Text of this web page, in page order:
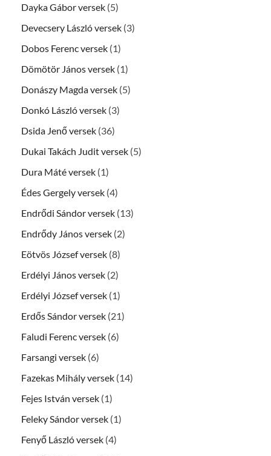
Dayka Gábor versek (5)
Devecsery László versek (3)
Dobos Ferenc versek (1)
Dömötör János versek (1)
Donászy Magda versek (5)
Donkó László versek (3)
Dsida Jenő versek (36)
Dukai Takách Judit versek (5)
Dura Máté versek (1)
Édes Gergely versek (4)
Endrődi Sándor versek (13)
Endrődy János versek (2)
Eötvös József versek (8)
Erdélyi János versek (2)
Erdélyi József versek (1)
Erdős Sándor versek (21)
Faludi Ferenc versek (6)
Farsangi versek (6)
Fazekas Mihály versek (14)
Fejes István versek (1)
Feleky Sándor versek (1)
Fenyő László versek (4)